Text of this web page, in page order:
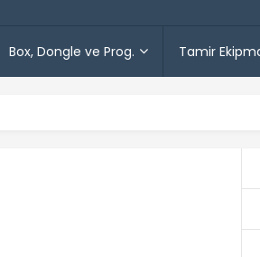
Box, Dongle ve Prog. Tamir